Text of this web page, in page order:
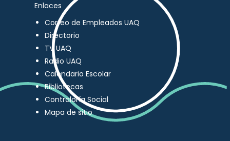
Enlaces
Correo de Empleados UAQ
Directorio
TV UAQ
Radio UAQ
Calendario Escolar
Bibliotecas
Contraloría Social
Mapa de sitio